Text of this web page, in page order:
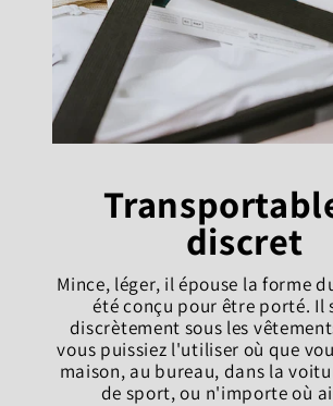
discret
Mince, léger, il épouse la forme
été conçu pour être porté. Il
discrètement sous les
vous puissiez l'utiliser où que
maison, au bureau, dans la
de sport, ou n'importe où